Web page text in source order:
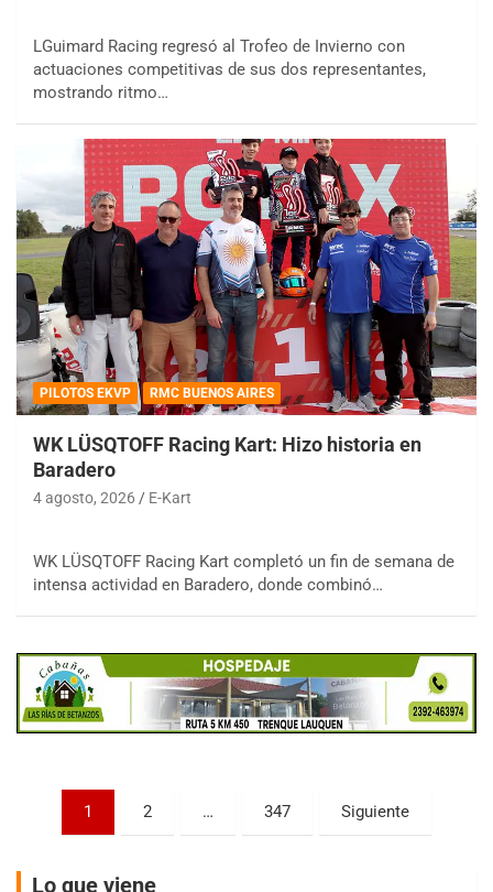
LGuimard Racing regresó al Trofeo de Invierno con
actuaciones competitivas de sus dos representantes,
mostrando ritmo…
PILOTOS EKVP RMC BUENOS AIRES
WK LÜSQTOFF Racing Kart: Hizo historia en
Baradero
4 agosto, 2026 E-Kart
WK LÜSQTOFF Racing Kart completó un fin de semana de
intensa actividad en Baradero, donde combinó…
Paginación
entradas
1 2 … 347 Siguiente
Lo que viene
COBERTURA ESPECIAL DE E-KART.COM.AR
08/09-AGO
IAME SERIES ARGENTINA 6
Baradero (Buenos Aires)
KDO - F6
Ciudad de Trenque Lauquen (Asfalto)
Trenque Lauquen (Buenos Aires)
Villaguay (Entre Ríos)
El Cerro (Tierra)